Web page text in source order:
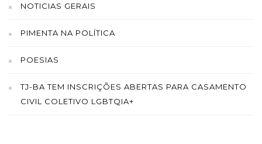
NOTICIAS GERAIS
PIMENTA NA POLÍTICA
POESIAS
TJ-BA TEM INSCRIÇÕES ABERTAS PARA CASAMENTO
CIVIL COLETIVO LGBTQIA+